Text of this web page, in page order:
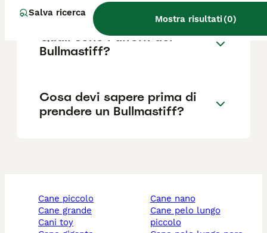
Salva ricerca
Mostra risultati(0)
Quali sono i difetti del
Bullmastiff?
Cosa devi sapere prima di
prendere un Bullmastiff?
cane piccolo
cane grande
cani toy
cane nano
cane pelo lungo
piccolo